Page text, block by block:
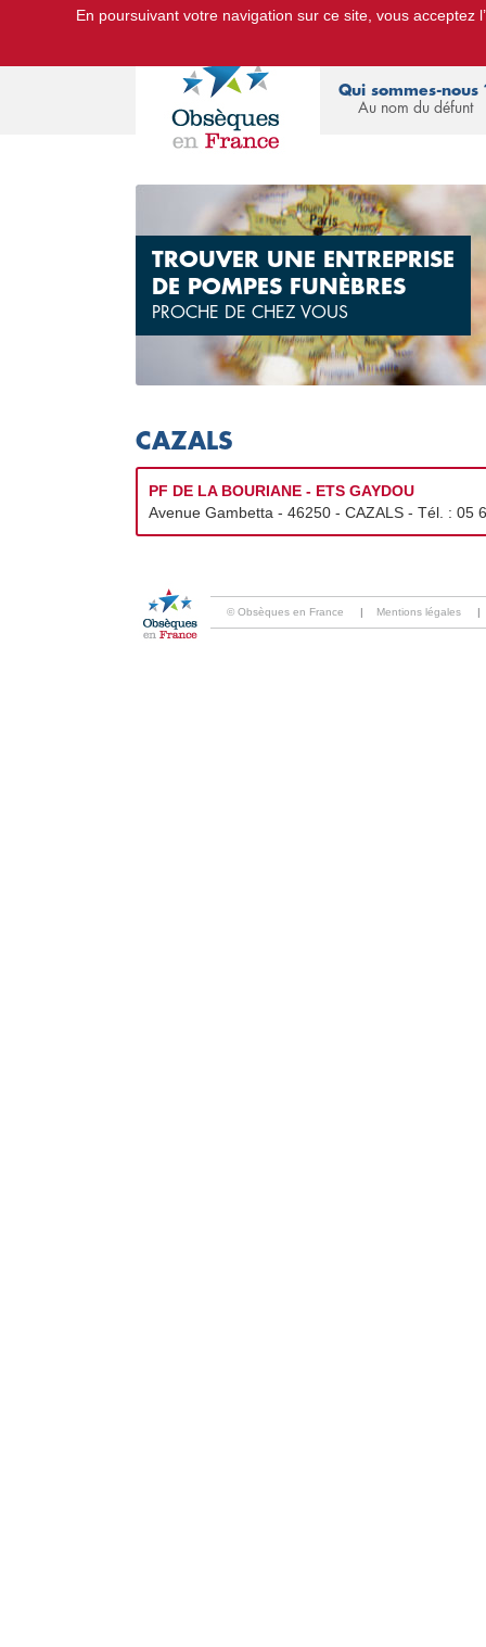
Le Portail d'Informations Obsèques :devis
Qui sommes-nous
Au nom du défunt
TROUVER UNE ENTREPRISE
DE POMPES FUNÈBRES
PROCHE DE CHEZ VOUS
CAZALS
PF DE LA BOURIANE - ETS GAYDOU
Avenue Gambetta - 46250 - CAZALS - Tél. : 05
© Obsèques en France | Mentions légales |
En poursuivant votre navigation sur ce site, vous